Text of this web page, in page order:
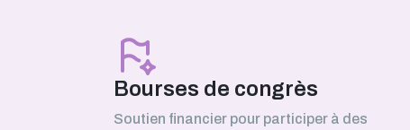
Bourses de congrès
Soutien financier pour participer à des